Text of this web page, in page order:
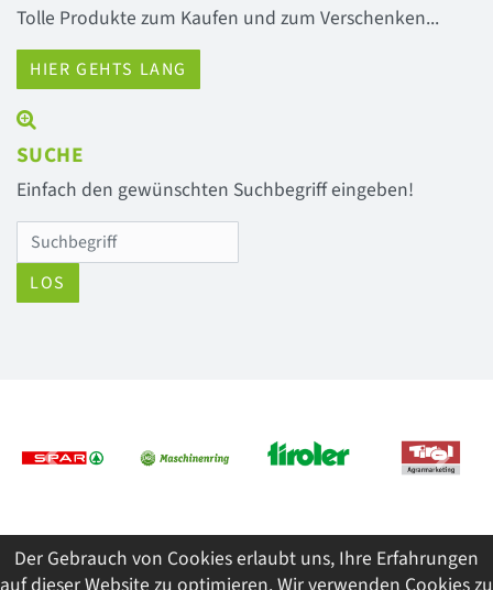
Der Gebrauch von Cookies erlaubt uns, Ihre Erfahrungen
Tolle Produkte zum Kaufen und zum Verschenken...
HIER GEHTS LANG
SUCHE
Einfach den gewünschten Suchbegriff eingeben!
LOS
Previous Next
© 2026 Tiroler Jungbauernschaft/Landjugend